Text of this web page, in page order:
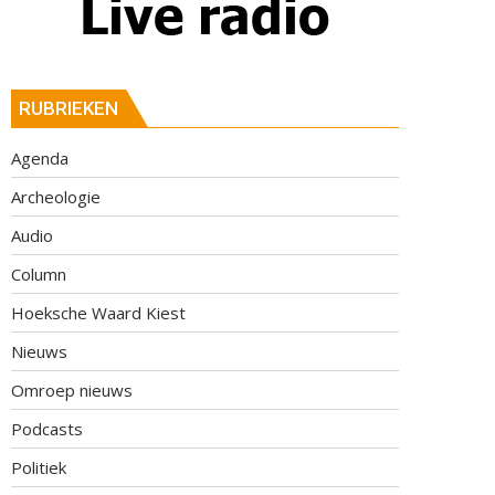
RUBRIEKEN
Agenda
Archeologie
Audio
Column
Hoeksche Waard Kiest
Nieuws
Omroep nieuws
Podcasts
Politiek